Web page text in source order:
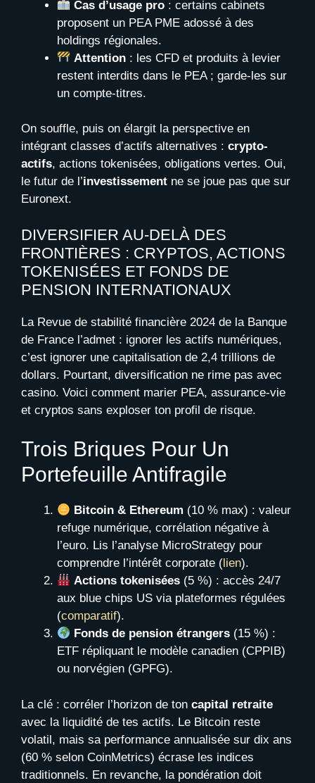
Cas d’usage pro : certains cabinets
proposent un PEA PME adossé à des
holdings régionales.
Attention : les CFD et produits à levier
restent interdits dans le PEA ; garde-les sur
un compte-titres.
On souffle, puis on élargit la perspective en
intégrant classes d’actifs alternatives : crypto-
actifs, actions tokenisées, obligations vertes. Oui,
le futur de l’investissement ne se joue pas que sur
Euronext.
DIVERSIFIER AU-DELÀ DES
FRONTIÈRES : CRYPTOS, ACTIONS
TOKENISÉES ET FONDS DE
PENSION INTERNATIONAUX
La Revue de stabilité financière 2024 de la Banque
de France l’admet : ignorer les actifs numériques,
c’est ignorer une capitalisation de 2,4 trillions de
dollars. Pourtant, diversification ne rime pas avec
casino. Voici comment marier PEA, assurance-vie
et cryptos sans exploser ton profil de risque.
Trois Briques Pour Un
Portefeuille Antifragile
Bitcoin & Ethereum (10 % max) : valeur
refuge numérique, corrélation négative à
l’euro. Lis l’analyse MicroStrategy pour
comprendre l’intérêt corporate ( lien).
Actions tokenisées (5 %) : accès 24/7
aux blue chips US via plateformes régulées
(comparatif).
Fonds de pension étrangers (15 %) :
ETF répliquant le modèle canadien (CPPIB)
ou norvégien (GPFG).
La clé : corréler l’horizon de ton capital retraite
avec la liquidité de tes actifs. Le Bitcoin reste
volatil, mais sa performance annualisée sur dix ans
(60 % selon CoinMetrics) écrase les indices
traditionnels. En revanche, la pondération doit